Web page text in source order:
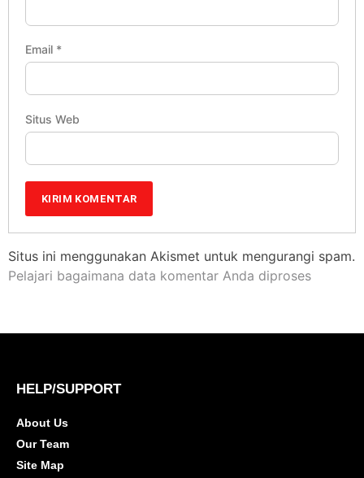
Email *
Situs Web
Situs ini menggunakan Akismet untuk mengurangi spam.
Pelajari bagaimana data komentar Anda diproses
HELP/SUPPORT
About Us
Our Team
Site Map